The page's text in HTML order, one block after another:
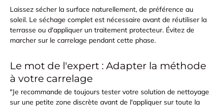
Laissez sécher la surface naturellement, de préférence au
soleil. Le séchage complet est nécessaire avant de réutiliser la
terrasse ou d'appliquer un traitement protecteur. Évitez de
marcher sur le carrelage pendant cette phase.
Le mot de l'expert : Adapter la méthode
à votre carrelage
"Je recommande de toujours tester votre solution de nettoyage
sur une petite zone discrète avant de l'appliquer sur toute la